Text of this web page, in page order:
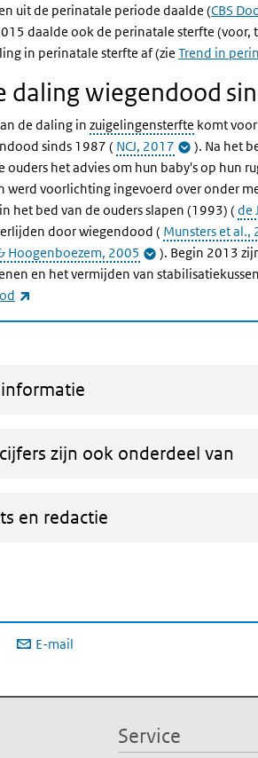
uit de perinatale periode daalde (CBS
daalde ook de perinatale sterfte (voor,
in perinatale sterfte af (zie Trend in
daling wiegendood
de daling in zuigelingensterfte komt
sinds 1987 ( NCJ, 2017
). Na het
ouders het advies om hun baby's op hun
werd voorlichting ingevoerd over onder
het bed van de ouders slapen (1993) ( de
door wiegendood ( Munsters et al.,
Hoogenboezem, 2005
). Begin 2013
en het vermijden van
zijn ook onderdeel van
en redactie
E-mail
Service